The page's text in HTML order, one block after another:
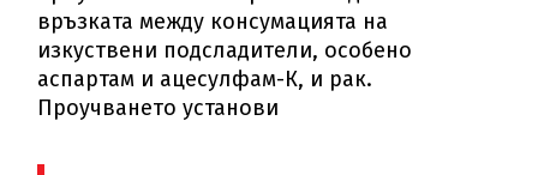
връзката между консумацията на
изкуствени подсладители, особено
аспартам и ацесулфам-К, и рак.
Проучването установи